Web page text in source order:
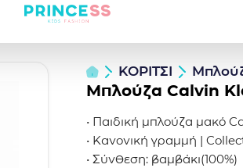
ΚΟΡΙΤΣΙ
Μπλούζα Calvin
• Παιδική μπλούζα μακό
• Κανονική γραμμή |
• Σύνθεση: βαμβάκι(100%)